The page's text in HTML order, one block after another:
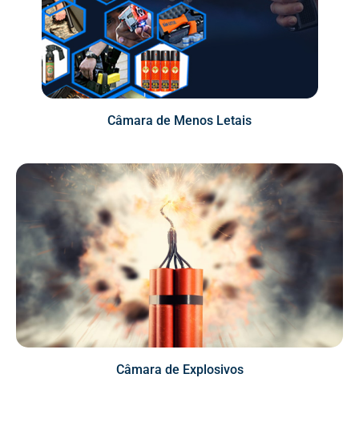
Câmara de Menos Letais
Câmara de Explosivos